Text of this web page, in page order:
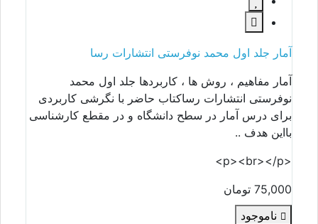
آمار جلد اول محمد نوفرستی انتشارات رسا
آمار مفاهیم ، روش ها ، کاربردها جلد اول محمد
نوفرستی انتشارات رساکتاب حاضر با نگرشی کاربردی
برای درس آمار در سطح دانشگاه و در مقطع کارشناسی
بااین هدف ..
75,000 تومان
ناموجود